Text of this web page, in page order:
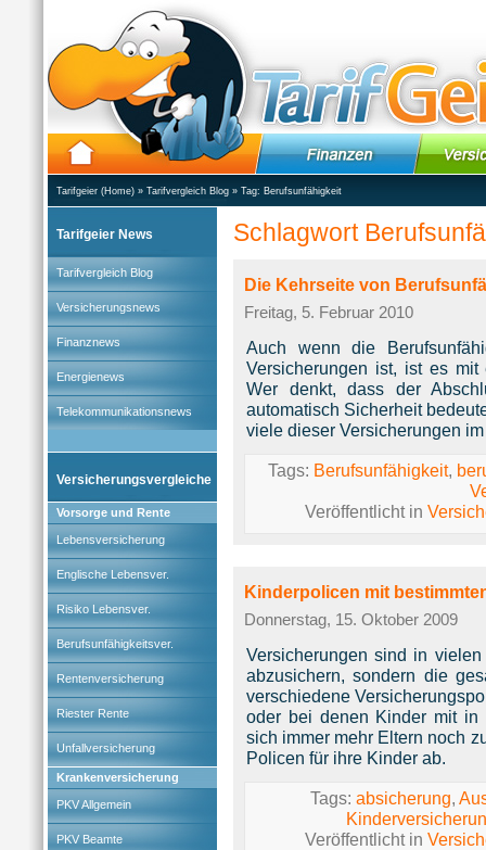
Tarifgeier (Home) » Tarifvergleich Blog » Tag: Berufsunfähigkeit
Tarifgeier News
Tarifvergleich Blog
Versicherungsnews
Finanznews
Energienews
Telekommunikationsnews
Versicherungsvergleiche
Vorsorge und Rente
Lebensversicherung
Englische Lebensver.
Risiko Lebensver.
Berufsunfähigkeitsver.
Rentenversicherung
Riester Rente
Unfallversicherung
Krankenversicherung
PKV Allgemein
PKV Beamte
Schlagwort
Die Kehrseite von
Freitag, 5. Februar 2010
Auch wenn die
Versicherungen ist, ist es
Wer denkt, dass der
automatisch Sicherheit
viele dieser Versicherungen
Tags: Berufsunfähigkeit,
Veröffentlicht in
Kinderpolicen mit
Donnerstag, 15. Oktober 2009
Versicherungen sind in
abzusichern, sondern die
verschiedene
oder bei denen Kinder mit in
sich immer mehr Eltern noch
Policen für ihre Kinder ab.
Tags: absicherung,
Veröffentlicht in